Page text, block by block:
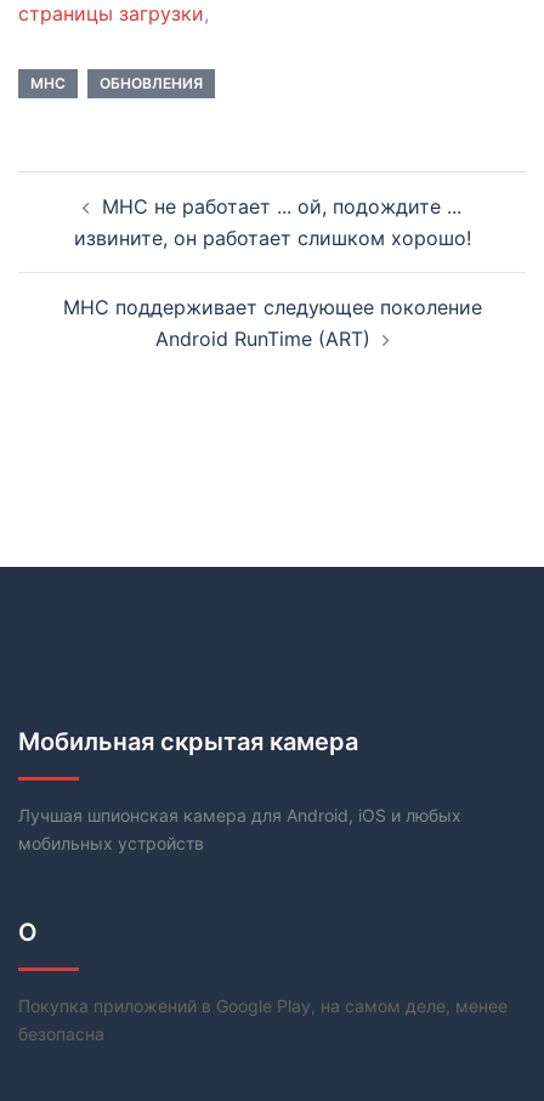
страницы загрузки,
MHC ОБНОВЛЕНИЯ
MHC не работает ... ой, подождите ...
извините, он работает слишком хорошо!
MHC поддерживает следующее поколение
Android RunTime (ART)
Мобильная скрытая камера
Лучшая шпионская камера для Android, iOS и любых
мобильных устройств
О
Покупка приложений в Google Play, на самом деле, менее
безопасна